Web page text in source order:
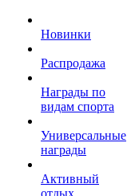
Новинки
Распродажа
Награды по
видам спорта
Универсальные
награды
Активный
отдых